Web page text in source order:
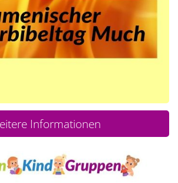
Informationen